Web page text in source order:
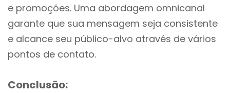
e promoções. Uma abordagem omnicanal
garante que sua mensagem seja consistente
e alcance seu público-alvo através de vários
pontos de contato.
Conclusão: